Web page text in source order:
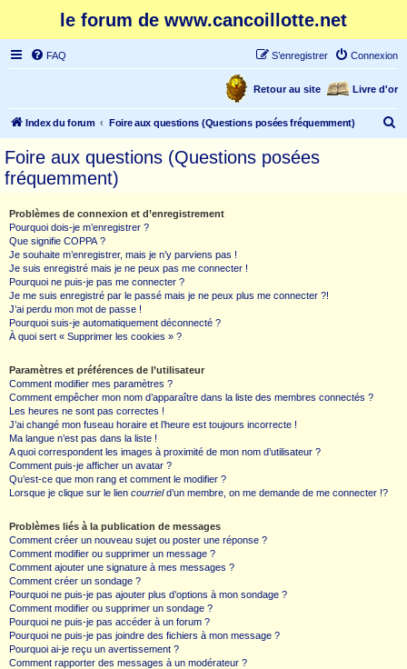
le forum de www.cancoillotte.net
FAQ Connexion
S’enregistrer
Livre d'or
Retour au site
Index du forum Foire aux questions (Questions posées fréquemment)
Foire aux questions (Questions posées
fréquemment)
Problèmes de connexion et d’enregistrement
Pourquoi dois-je m’enregistrer ?
Que signifie COPPA ?
Je souhaite m’enregistrer, mais je n’y parviens pas !
Je suis enregistré mais je ne peux pas me connecter !
Pourquoi ne puis-je pas me connecter ?
Je me suis enregistré par le passé mais je ne peux plus me connecter ?!
J’ai perdu mon mot de passe !
Pourquoi suis-je automatiquement déconnecté ?
À quoi sert « Supprimer les cookies » ?
Paramètres et préférences de l’utilisateur
Comment modifier mes paramètres ?
Comment empêcher mon nom d’apparaître dans la liste des membres connectés ?
Les heures ne sont pas correctes !
J’ai changé mon fuseau horaire et l’heure est toujours incorrecte !
Ma langue n’est pas dans la liste !
A quoi correspondent les images à proximité de mon nom d’utilisateur ?
Comment puis-je afficher un avatar ?
Qu’est-ce que mon rang et comment le modifier ?
Lorsque je clique sur le lien courrield’un membre, on me demande de me connecter !?
Problèmes liés à la publication de messages
Comment créer un nouveau sujet ou poster une réponse ?
Comment modifier ou supprimer un message ?
Comment ajouter une signature à mes messages ?
Comment créer un sondage ?
Pourquoi ne puis-je pas ajouter plus d’options à mon sondage ?
Comment modifier ou supprimer un sondage ?
Pourquoi ne puis-je pas accéder à un forum ?
Pourquoi ne puis-je pas joindre des fichiers à mon message ?
Pourquoi ai-je reçu un avertissement ?
Comment rapporter des messages à un modérateur ?